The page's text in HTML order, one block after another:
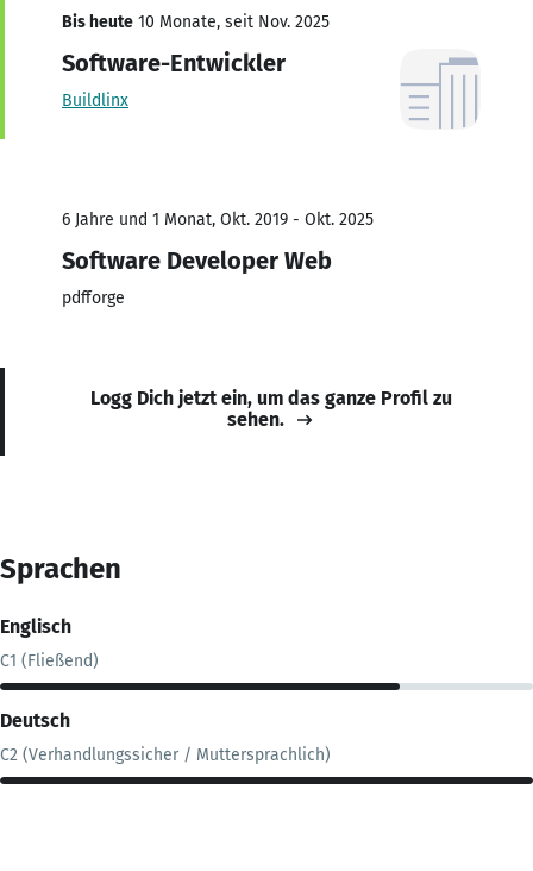
Bis heute 10 Monate, seit Nov. 2025
Software-Entwickler
Buildlinx
6 Jahre und 1 Monat, Okt. 2019 - Okt. 2025
Software Developer Web
pdfforge
Logg Dich jetzt ein, um das ganze Profil zu
sehen.
Sprachen
Englisch
C1 (Fließend)
Deutsch
C2 (Verhandlungssicher / Muttersprachlich)